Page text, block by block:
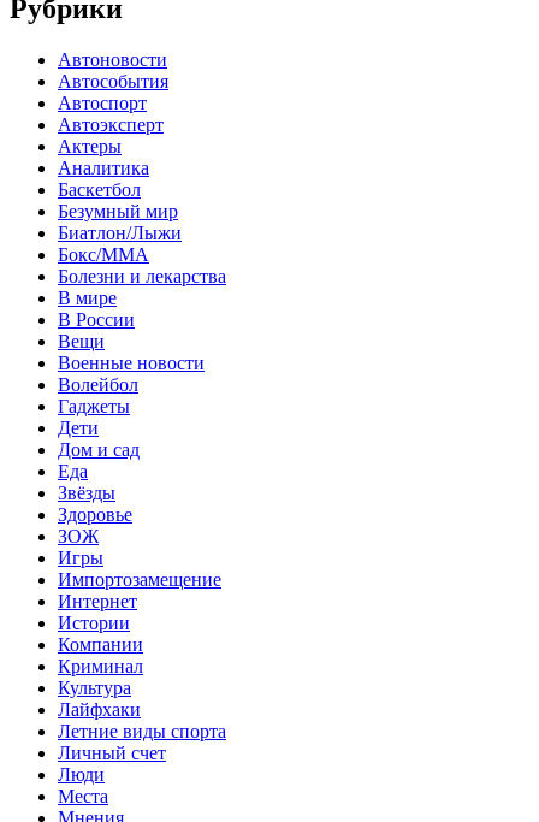
Рубрики
Автоновости
Автособытия
Автоспорт
Автоэксперт
Актеры
Аналитика
Баскетбол
Безумный мир
Биатлон/Лыжи
Бокс/MMA
Болезни и лекарства
В мире
В России
Вещи
Военные новости
Волейбол
Гаджеты
Дети
Дом и сад
Еда
Звёзды
Здоровье
ЗОЖ
Игры
Импортозамещение
Интернет
Истории
Компании
Криминал
Культура
Лайфхаки
Летние виды спорта
Личный счет
Люди
Места
Мнения